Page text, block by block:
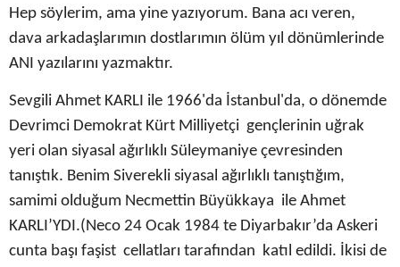
Hep söylerim, ama yine yazıyorum. Bana acı veren,
dava arkadaşlarımın dostlarımın ölüm yıl dönümlerinde
ANI yazılarını yazmaktır.
Sevgili Ahmet KARLI ile 1966'da İstanbul'da, o dönemde
Devrimci Demokrat Kürt Milliyetçi gençlerinin uğrak
yeri olan siyasal ağırlıklı Süleymaniye çevresinden
tanıştık. Benim Siverekli siyasal ağırlıklı tanıştığım,
samimi olduğum Necmettin Büyükkaya ile Ahmet
KARLI’YDI.(Neco 24 Ocak 1984 te Diyarbakır’da Askeri
cunta başı faşist cellatları tarafından katıl edildi. İkisi de